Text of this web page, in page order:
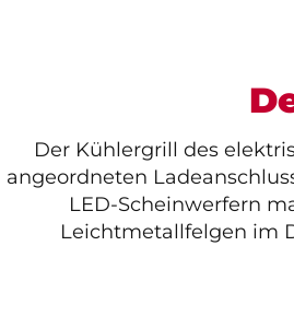
Der Kühlergrill des
angeordneten
LED-Scheinwerfern
Leichtmetallfelgen im